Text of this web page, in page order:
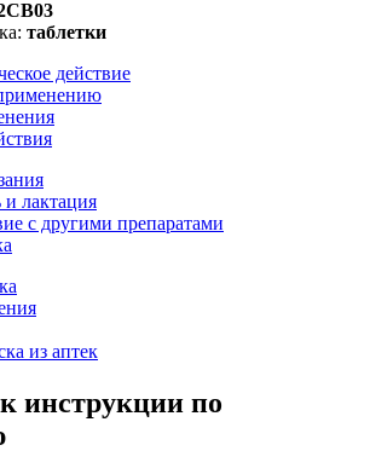
таблетки
действие
и лактация
с другими препаратами
из аптек
инструкции по